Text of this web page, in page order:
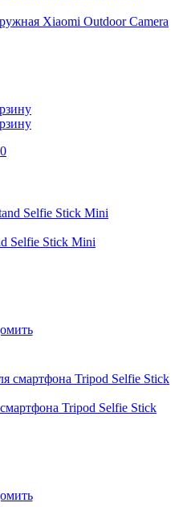
Xiaomi Outdoor Camera
0
Selfie Stick Mini
Tripod Selfie Stick